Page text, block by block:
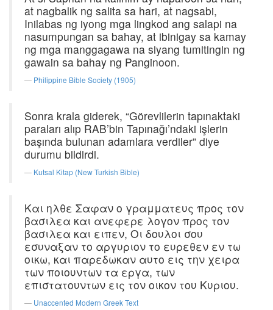
at nagbalik ng salita sa hari, at nagsabi,
Inilabas ng iyong mga lingkod ang salapi na
nasumpungan sa bahay, at ibinigay sa kamay
ng mga manggagawa na siyang tumitingin ng
gawain sa bahay ng Panginoon.
Philippine Bible Society (1905)
Sonra krala giderek, “Görevlilerin tapınaktaki
paraları alıp RAB’bin Tapınağı’ndaki işlerin
başında bulunan adamlara verdiler” diye
durumu bildirdi.
Kutsal Kitap (New Turkish Bible)
Και ηλθε Σαφαν ο γραμματευς προς τον
βασιλεα και ανεφερε λογον προς τον
βασιλεα και ειπεν, Οι δουλοι σου
εσυναξαν το αργυριον το ευρεθεν εν τω
οικω, και παρεδωκαν αυτο εις την χειρα
των ποιουντων τα εργα, των
επιστατουντων εις τον οικον του Κυριου.
Unaccented Modern Greek Text